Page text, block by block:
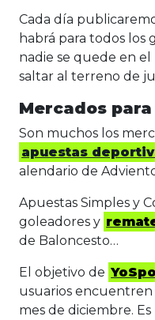
Cada día
habrá para todos los
nadie se quede en
saltar al terreno de
Mercados
Son muchos los
apuestas
alendario de
Apuestas Simples y
goleadores y
de Baloncesto…
El objetivo de
usuarios
mes de diciembre.